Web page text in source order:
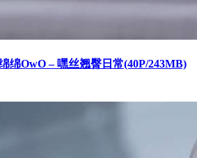
绵OwO – 嘿丝翘臀日常(40P/243MB)